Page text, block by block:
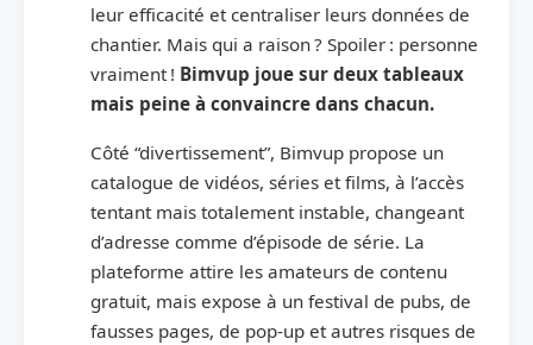
leur efficacité et centraliser leurs données de
chantier. Mais qui a raison ? Spoiler : personne
vraiment ! Bimvup joue sur deux tableaux
mais peine à convaincre dans chacun.
Côté “divertissement”, Bimvup propose un
catalogue de vidéos, séries et films, à l’accès
tentant mais totalement instable, changeant
d’adresse comme d’épisode de série. La
plateforme attire les amateurs de contenu
gratuit, mais expose à un festival de pubs, de
fausses pages, de pop-up et autres risques de